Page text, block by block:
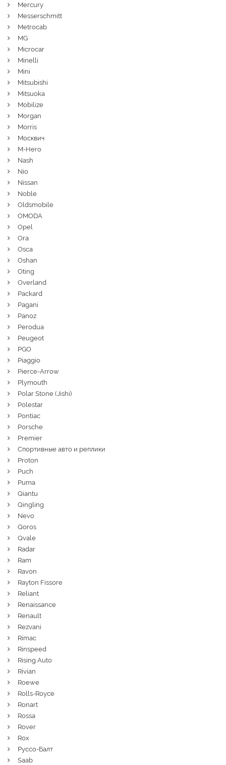
Mercury
Messerschmitt
Metrocab
MG
Microcar
Minelli
Mini
Mitsubishi
Mitsuoka
Mobilize
Morgan
Morris
Москвич
M-Hero
Nash
Nio
Nissan
Noble
Oldsmobile
OMODA
Opel
Ora
Osca
Oshan
Oting
Overland
Packard
Pagani
Panoz
Perodua
Peugeot
PGO
Piaggio
Pierce-Arrow
Plymouth
Polar Stone (Jishi)
Polestar
Pontiac
Porsche
Premier
Спортивные авто и реплики
Proton
Puch
Puma
Qiantu
Qingling
Nevo
Qoros
Qvale
Radar
Ram
Ravon
Rayton Fissore
Reliant
Renaissance
Renault
Rezvani
Rimac
Rinspeed
Rising Auto
Rivian
Roewe
Rolls-Royce
Ronart
Rossa
Rover
Rox
Руссо-Балт
Saab